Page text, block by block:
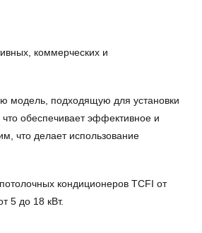
коммерческих и
модель, подходящую для установки
обеспечивает эффективное и
что делает использование
кондиционеров TCFI от
5 до 18 кВт.